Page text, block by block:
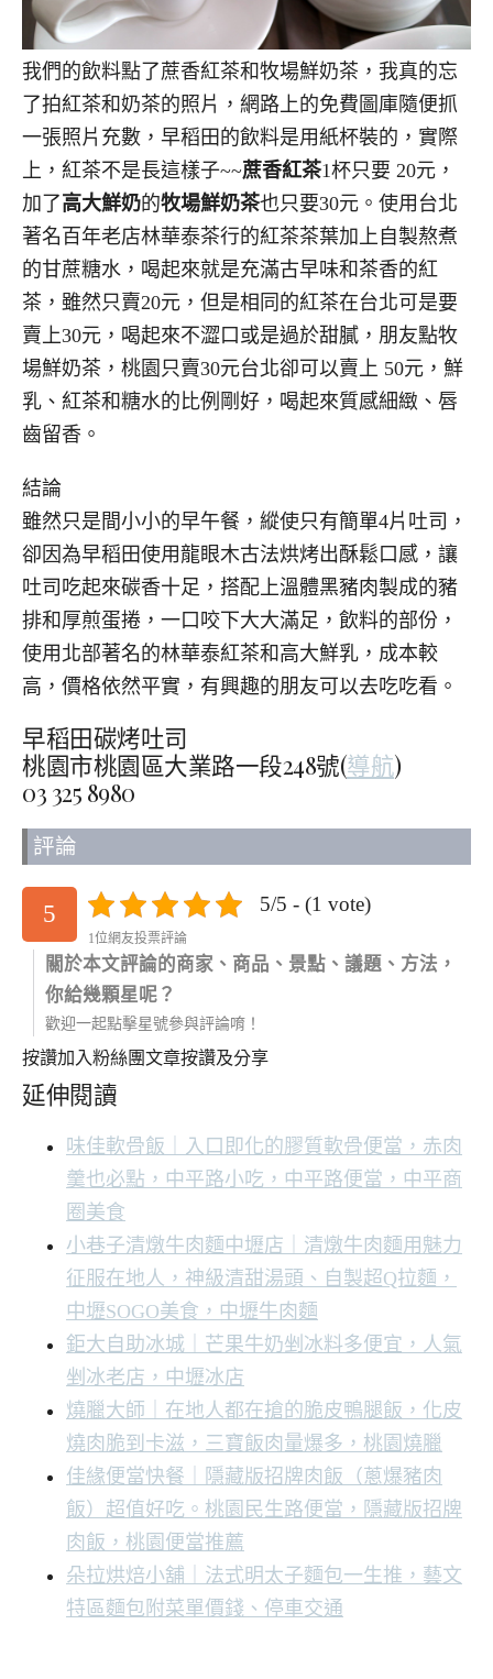
我們的飲料點了蔗香紅茶和牧場鮮奶茶，我真的忘
了拍紅茶和奶茶的照片，網路上的免費圖庫隨便抓
一張照片充數，早稻田的飲料是用紙杯裝的，實際
上，紅茶不是長這樣子~~蔗香紅茶1杯只要 20元，
加了高大鮮奶的牧場鮮奶茶也只要30元。使用台北
著名百年老店林華泰茶行的紅茶茶葉加上自製熬煮
的甘蔗糖水，喝起來就是充滿古早味和茶香的紅
茶，雖然只賣20元，但是相同的紅茶在台北可是要
賣上30元，喝起來不澀口或是過於甜膩，朋友點牧
場鮮奶茶，桃園只賣30元台北卻可以賣上 50元，鮮
乳、紅茶和糖水的比例剛好，喝起來質感細緻、唇
齒留香。
結論
雖然只是間小小的早午餐，縱使只有簡單4片吐司，
卻因為早稻田使用龍眼木古法烘烤出酥鬆口感，讓
吐司吃起來碳香十足，搭配上溫體黑豬肉製成的豬
排和厚煎蛋捲，一口咬下大大滿足，飲料的部份，
使用北部著名的林華泰紅茶和高大鮮乳，成本較
高，價格依然平實，有興趣的朋友可以去吃吃看。
早稻田碳烤吐司
桃園市桃園區大業路一段248號(導航)
03 325 8980
評論
5 5/5 - (1 vote)
1位網友投票評論
關於本文評論的商家、商品、景點、議題、方法，
你給幾顆星呢？
歡迎一起點擊星號參與評論唷！
按讚加入粉絲團文章按讚及分享
延伸閱讀
味佳軟骨飯｜入口即化的膠質軟骨便當，赤肉
羹也必點，中平路小吃，中平路便當，中平商
圈美食
小巷子清燉牛肉麵中壢店｜清燉牛肉麵用魅力
征服在地人，神級清甜湯頭、自製超Q拉麵，
中壢SOGO美食，中壢牛肉麵
鉅大自助冰城｜芒果牛奶剉冰料多便宜，人氣
剉冰老店，中壢冰店
燒臘大師｜在地人都在搶的脆皮鴨腿飯，化皮
燒肉脆到卡滋，三寶飯肉量爆多，桃園燒臘
佳緣便當快餐｜隱藏版招牌肉飯（蔥爆豬肉
飯）超值好吃。桃園民生路便當，隱藏版招牌
肉飯，桃園便當推薦
朵拉烘焙小舖｜法式明太子麵包一生推，藝文
特區麵包附菜單價錢、停車交通